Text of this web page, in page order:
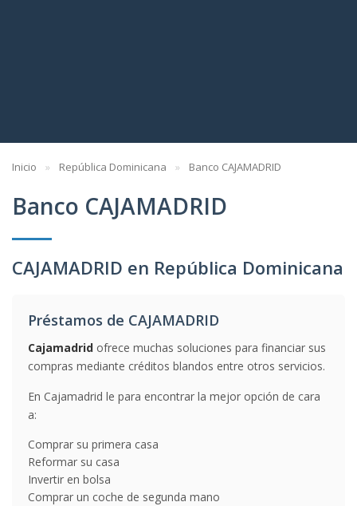
Inicio República Dominicana Banco CAJAMADRID
Banco CAJAMADRID
CAJAMADRID en República Dominicana
Préstamos de CAJAMADRID
Cajamadrid ofrece muchas soluciones para financiar sus
compras mediante créditos blandos entre otros servicios.
En Cajamadrid le para encontrar la mejor opción de cara
a:
Comprar su primera casa
Reformar su casa
Invertir en bolsa
Comprar un coche de segunda mano